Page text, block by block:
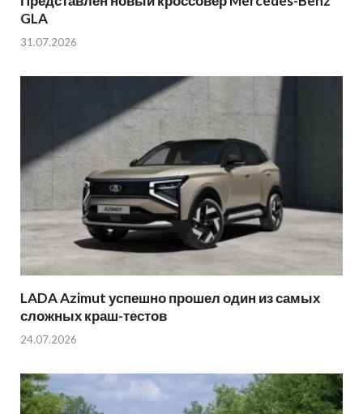
GLA
31.07.2026
LADA Azimut успешно прошел один из самых
сложных краш-тестов
24.07.2026